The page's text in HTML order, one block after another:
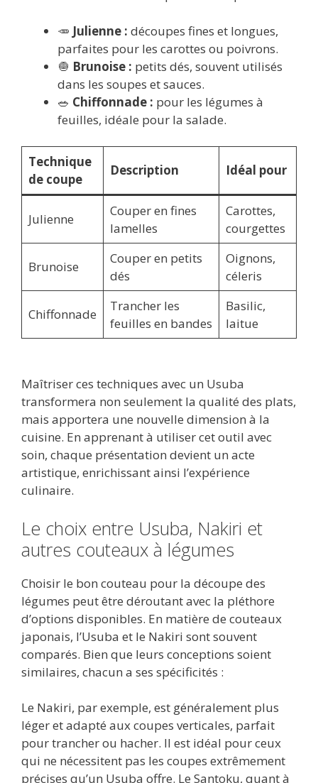
🥕 Julienne : découpes fines et longues,
parfaites pour les carottes ou poivrons.
🧅 Brunoise : petits dés, souvent utilisés
dans les soupes et sauces.
🥗 Chiffonnade : pour les légumes à
feuilles, idéale pour la salade.
Technique
de coupe
Description Idéal pour
Julienne
Couper en fines
lamelles
Carottes,
courgettes
Brunoise
Couper en petits
dés
Oignons,
céleris
Chiffonnade
Trancher les
feuilles en bandes
Basilic,
laitue
Maîtriser ces techniques avec un Usuba
transformera non seulement la qualité des plats,
mais apportera une nouvelle dimension à la
cuisine. En apprenant à utiliser cet outil avec
soin, chaque présentation devient un acte
artistique, enrichissant ainsi l’expérience
culinaire.
Le choix entre Usuba, Nakiri et
autres couteaux à légumes
Choisir le bon couteau pour la découpe des
légumes peut être déroutant avec la pléthore
d’options disponibles. En matière de couteaux
japonais, l’Usuba et le Nakiri sont souvent
comparés. Bien que leurs conceptions soient
similaires, chacun a ses spécificités :
Le Nakiri, par exemple, est généralement plus
léger et adapté aux coupes verticales, parfait
pour trancher ou hacher. Il est idéal pour ceux
qui ne nécessitent pas les coupes extrêmement
précises qu’un Usuba offre. Le Santoku, quant à